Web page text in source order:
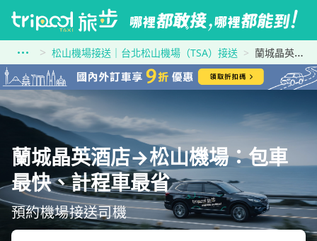
松山機場接送｜台北松山機場（TSA）接送 蘭城晶英酒店到松山機場
蘭城晶英酒店→松山機場：包車
最快、計程車最省
預約機場接送司機